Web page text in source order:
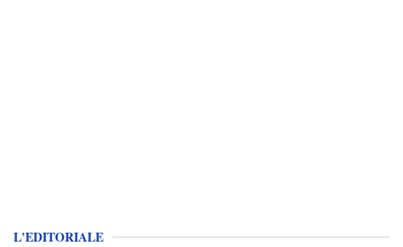
L'EDITORIALE